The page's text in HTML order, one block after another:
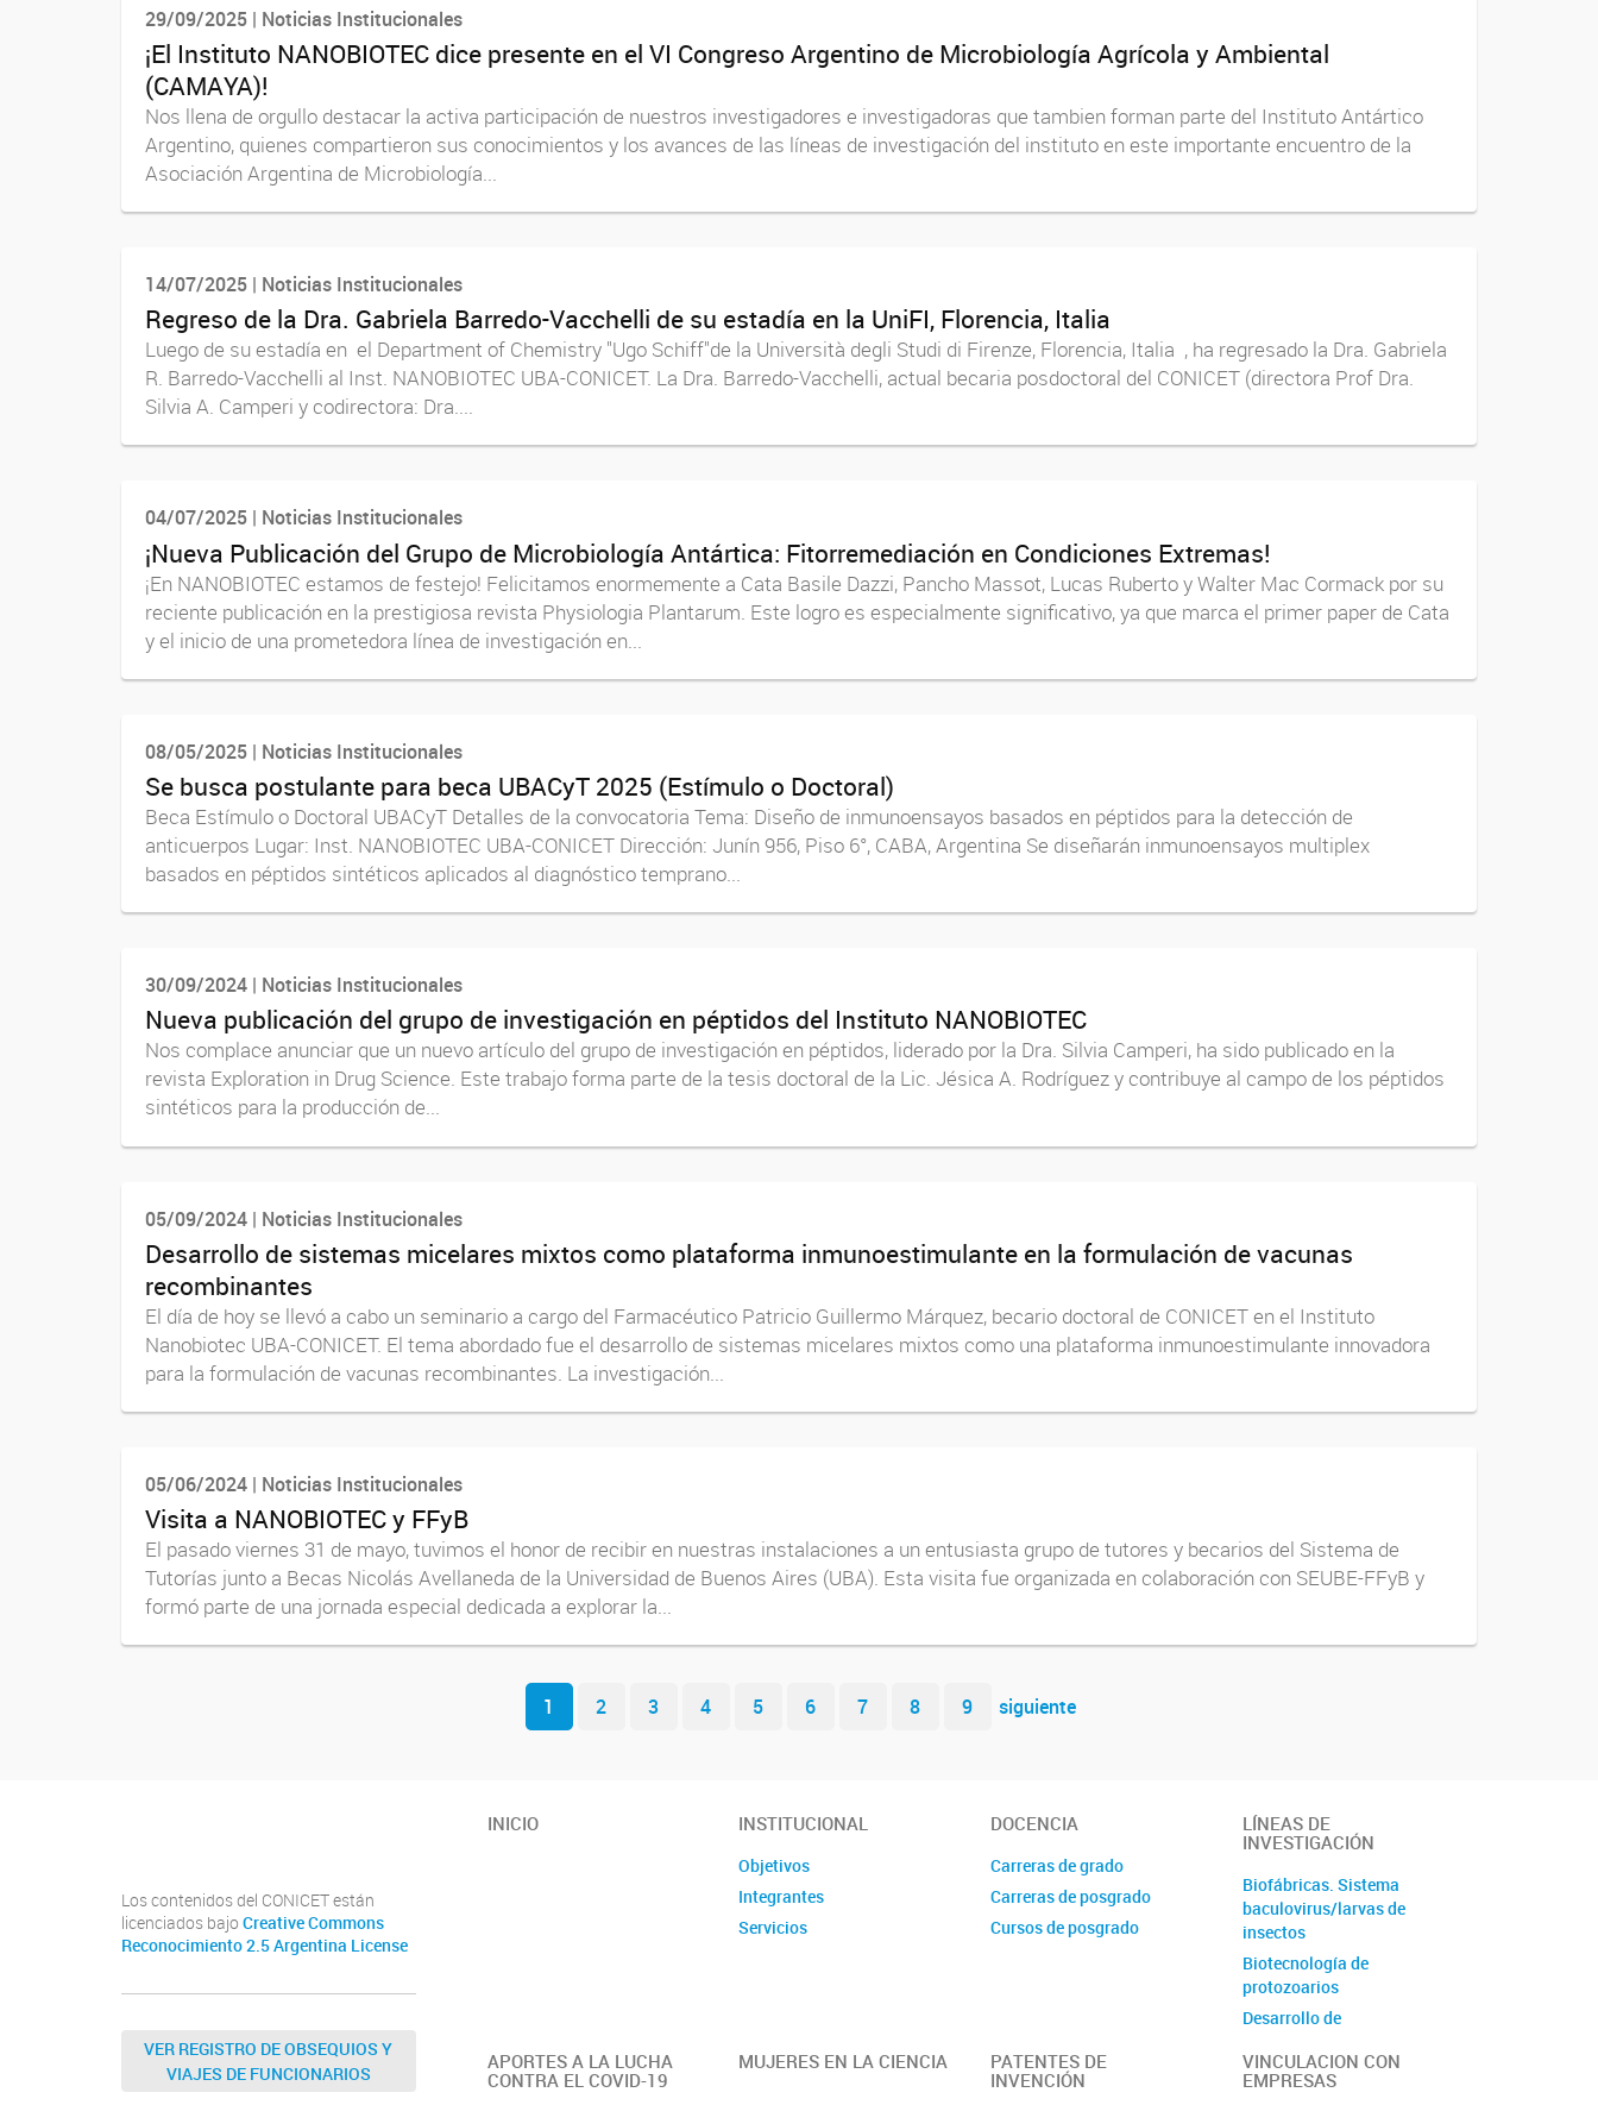
29/09/2025 | Noticias Institucionales
¡El Instituto NANOBIOTEC dice presente en el VI Congreso Argentino de Microbiología Agrícola y Ambiental
(CAMAYA)!
Nos llena de orgullo destacar la activa participación de nuestros investigadores e investigadoras que tambien forman parte del Instituto Antártico
Argentino, quienes compartieron sus conocimientos y los avances de las líneas de investigación del instituto en este importante encuentro de la
Asociación Argentina de Microbiología...
14/07/2025 | Noticias Institucionales
Regreso de la Dra. Gabriela Barredo-Vacchelli de su estadía en la UniFI, Florencia, Italia
Luego de su estadía en el Department of Chemistry "Ugo Schiff"de la Università degli Studi di Firenze, Florencia, Italia , ha regresado la Dra. Gabriela
R. Barredo-Vacchelli al Inst. NANOBIOTEC UBA-CONICET. La Dra. Barredo-Vacchelli, actual becaria posdoctoral del CONICET (directora Prof Dra.
Silvia A. Camperi y codirectora: Dra....
04/07/2025 | Noticias Institucionales
¡Nueva Publicación del Grupo de Microbiología Antártica: Fitorremediación en Condiciones Extremas!
¡En NANOBIOTEC estamos de festejo! Felicitamos enormemente a Cata Basile Dazzi, Pancho Massot, Lucas Ruberto y Walter Mac Cormack por su
reciente publicación en la prestigiosa revista Physiologia Plantarum. Este logro es especialmente significativo, ya que marca el primer paper de Cata
y el inicio de una prometedora línea de investigación en...
08/05/2025 | Noticias Institucionales
Se busca postulante para beca UBACyT 2025 (Estímulo o Doctoral)
Beca Estímulo o Doctoral UBACyT Detalles de la convocatoria Tema: Diseño de inmunoensayos basados en péptidos para la detección de
anticuerpos Lugar: Inst. NANOBIOTEC UBA-CONICET Dirección: Junín 956, Piso 6°, CABA, Argentina Se diseñarán inmunoensayos multiplex
basados en péptidos sintéticos aplicados al diagnóstico temprano...
30/09/2024 | Noticias Institucionales
Nueva publicación del grupo de investigación en péptidos del Instituto NANOBIOTEC
Nos complace anunciar que un nuevo artículo del grupo de investigación en péptidos, liderado por la Dra. Silvia Camperi, ha sido publicado en la
revista Exploration in Drug Science. Este trabajo forma parte de la tesis doctoral de la Lic. Jésica A. Rodríguez y contribuye al campo de los péptidos
sintéticos para la producción de...
05/09/2024 | Noticias Institucionales
Desarrollo de sistemas micelares mixtos como plataforma inmunoestimulante en la formulación de vacunas
recombinantes
El día de hoy se llevó a cabo un seminario a cargo del Farmacéutico Patricio Guillermo Márquez, becario doctoral de CONICET en el Instituto
Nanobiotec UBA-CONICET. El tema abordado fue el desarrollo de sistemas micelares mixtos como una plataforma inmunoestimulante innovadora
para la formulación de vacunas recombinantes. La investigación...
05/06/2024 | Noticias Institucionales
Visita a NANOBIOTEC y FFyB
El pasado viernes 31 de mayo, tuvimos el honor de recibir en nuestras instalaciones a un entusiasta grupo de tutores y becarios del Sistema de
Tutorías junto a Becas Nicolás Avellaneda de la Universidad de Buenos Aires (UBA). Esta visita fue organizada en colaboración con SEUBE-FFyB y
formó parte de una jornada especial dedicada a explorar la...
1 2 3 4 5 6 7 8 9 siguiente
Los contenidos del CONICET están
licenciados bajo Creative Commons
Reconocimiento 2.5 Argentina License
VER REGISTRO DE OBSEQUIOS Y
VIAJES DE FUNCIONARIOS
INICIO INSTITUCIONAL
Objetivos
Integrantes
Servicios
DOCENCIA
Carreras de grado
Carreras de posgrado
Cursos de posgrado
LÍNEAS DE
INVESTIGACIÓN
Biofábricas. Sistema
baculovirus/larvas de
insectos
Biotecnología de
protozoarios
Desarrollo de
Diversidad Microbiana
APORTES A LA LUCHA
CONTRA EL COVID-19
MUJERES EN LA CIENCIA
PATENTES DE
INVENCIÓN
VINCULACION CON
EMPRESAS